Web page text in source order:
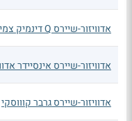
אדוויזור-שיירס Q דינמיק צמיחה
אדוויזור-שיירס אינסיידר
אדוויזור-שיירס גרבר קוווסקי